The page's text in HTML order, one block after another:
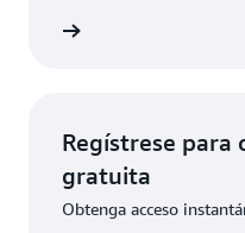
Regístrese para
gratuita
Obtenga acceso